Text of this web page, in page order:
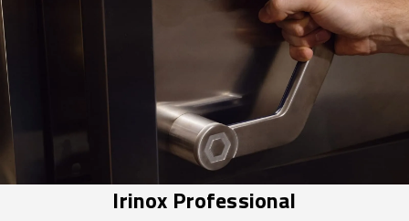
Irinox Professional